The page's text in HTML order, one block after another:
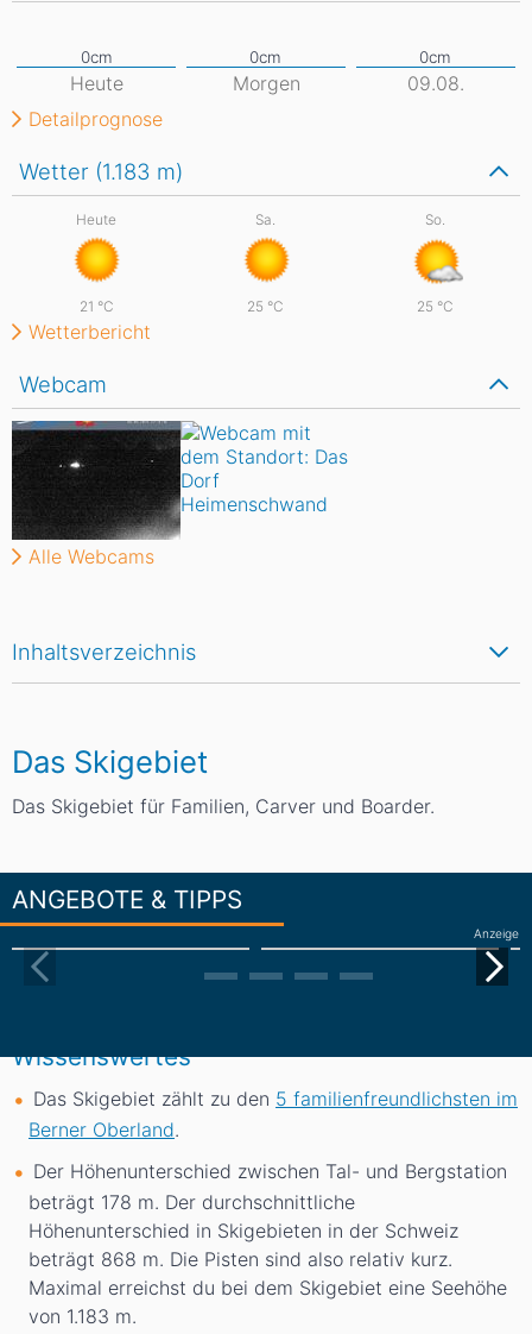
Inhaltsverzeichnis
Das Skigebiet
Das Skigebiet für Familien, Carver und Boarder.
ANGEBOTE & TIPPS
Anzeige
Wissenswertes
Das Skigebiet zählt zu den 5 familienfreundlichsten im
Berner Oberland.
Der Höhenunterschied zwischen Tal- und Bergstation
beträgt 178 m. Der durchschnittliche
Höhenunterschied in Skigebieten in der Schweiz
beträgt 868 m. Die Pisten sind also relativ kurz.
Maximal erreichst du bei dem Skigebiet eine Seehöhe
von 1.183 m.
Wetter (1.183 m)
Heute
21 °C
Sa.
25 °C
So.
25 °C
Wetterbericht
Webcam
Alle Webcams
Heute Morgen
09.08.
Detailprognose